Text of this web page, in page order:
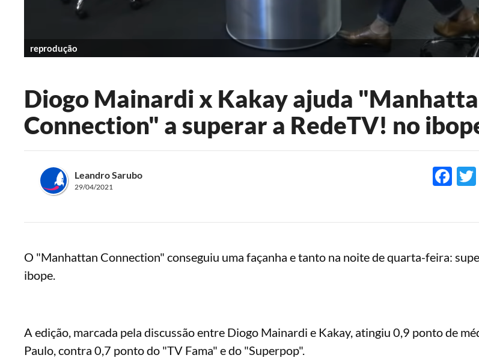
reprodução
Diogo Mainardi x Kakay ajuda
Connection" a superar a RedeTV! no
Leandro Sarubo
29/04/2021
O "Manhattan Connection" conseguiu uma façanha e tanto na noite de quarta-feira:
ibope.
A edição, marcada pela discussão entre Diogo Mainardi e Kakay, atingiu 0,9 ponto de
Paulo, contra 0,7 ponto do "TV Fama" e do "Superpop".